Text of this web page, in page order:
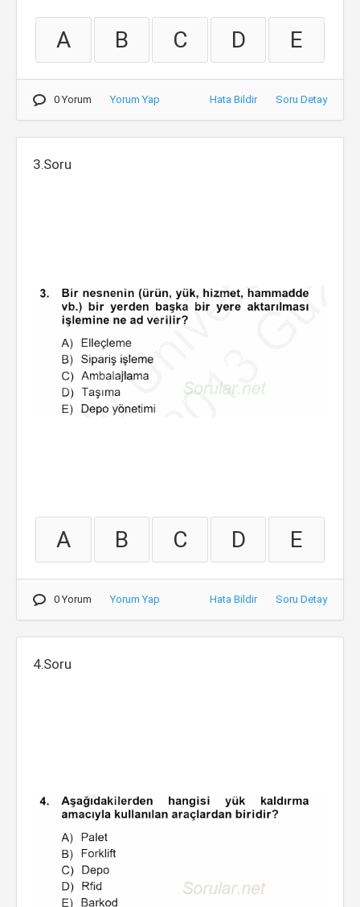
A B C D E
0 Yorum Yorum Yap Hata Bildir Soru Detay
3.Soru
A B C D E
0 Yorum Yorum Yap Hata Bildir Soru Detay
4.Soru